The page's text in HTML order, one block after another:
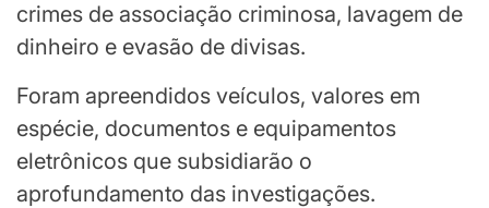
crimes de associação criminosa, lavagem de
dinheiro e evasão de divisas.
Foram apreendidos veículos, valores em
espécie, documentos e equipamentos
eletrônicos que subsidiarão o
aprofundamento das investigações.